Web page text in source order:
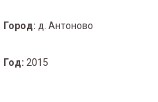
Город: д. Антоново
Год: 2015